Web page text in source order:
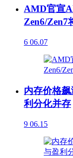
AMD官宣
Zen6/Zen7
6 06.07
内存价格
利分化并存
9 06.15